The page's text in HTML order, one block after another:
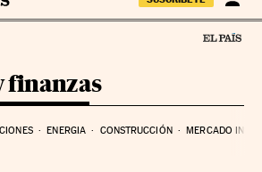
finanzas
ENERGIA CONSTRUCCIÓN MERCADO